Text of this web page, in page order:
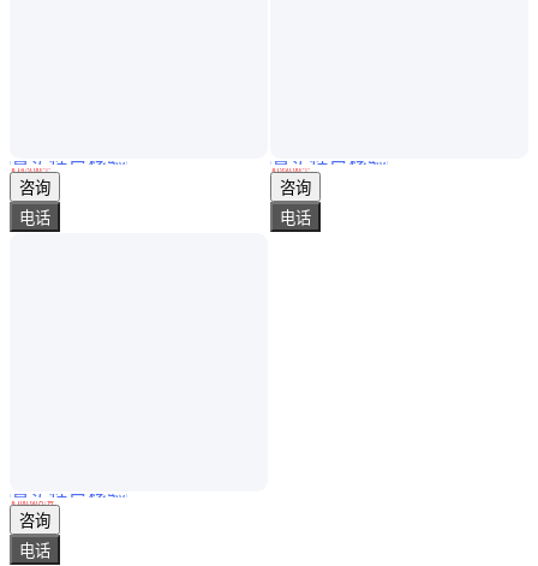
IS200TPROH1BBB 终端板 可以确保长时间稳定的运行
真实性已核验
￥ 1479.00/个
天津
咨询
电话
赛锐特 SRT-B042 全自动迁移量及不挥发物测试仪 GB/T 5009.60-2003
真实性已核验
￥ 100.60万/台
上海
咨询
电话
伊顿MTL5532安全栅又称安全限能器，是本安系统中的重要组成部分
真实性已核验
￥1950 .00/个
上海
咨询
电话